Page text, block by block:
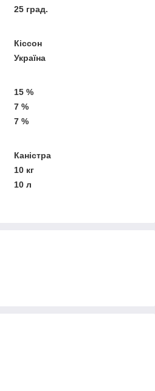
25 град.
Кіссон
Україна
15 %
7 %
7 %
Каністра
10 кг
10 л